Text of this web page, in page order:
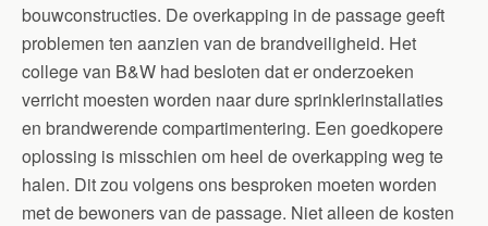
bouwconstructies. De overkapping in de passage geeft
problemen ten aanzien van de brandveiligheid. Het
college van B&W had besloten dat er onderzoeken
verricht moesten worden naar dure sprinklerinstallaties
en brandwerende compartimentering. Een goedkopere
oplossing is misschien om heel de overkapping weg te
halen. Dit zou volgens ons besproken moeten worden
met de bewoners van de passage. Niet alleen de kosten